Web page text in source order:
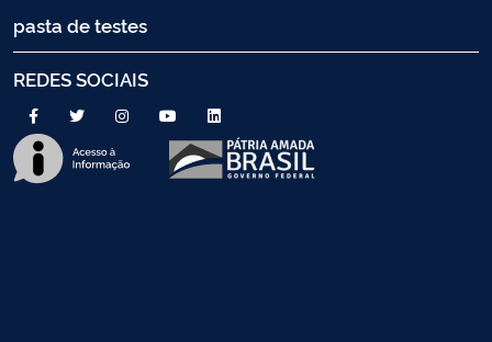
pasta de testes
REDES SOCIAIS